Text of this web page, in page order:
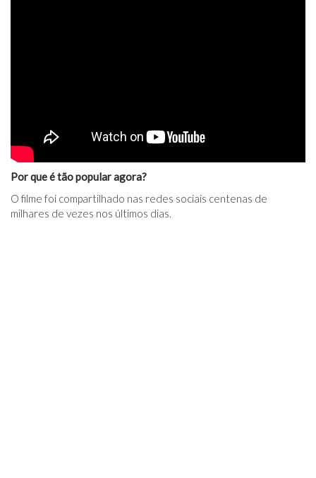
Por que é tão popular agora?
O filme foi compartilhado nas redes sociais centenas de
milhares de vezes nos últimos dias.